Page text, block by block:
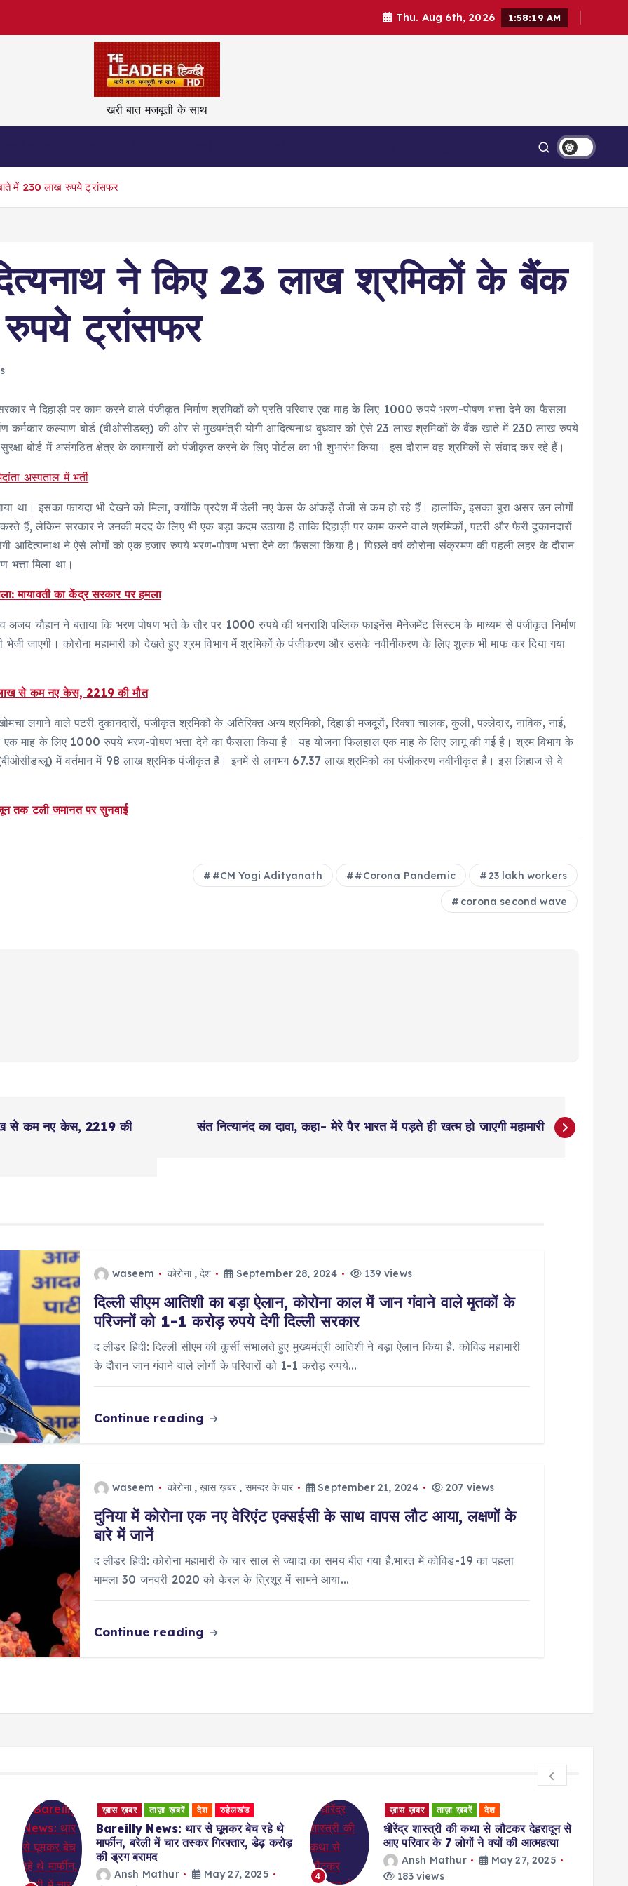
Thu. Aug 6th, 2026 1:58:20 AM
खरी बात मजबूती के साथ
में 230 लाख रुपये ट्रांसफर
ने किए 23 लाख श्रमिकों के बैंक
ट्रांसफर
सरकार ने दिहाड़ी पर काम करने वाले पंजीकृत निर्माण श्रमिकों को प्रति परिवार एक माह के लिए 1000 रुपये भरण-पोषण भत्ता देने का फैसला
कर्मकार कल्याण बोर्ड (बीओसीडब्लू) की ओर से मुख्यमंत्री योगी आदित्यनाथ बुधवार को ऐसे 23 लाख श्रमिकों के बैंक खाते में 230 लाख रुपये
बोर्ड में असंगठित क्षेत्र के कामगारों को पंजीकृत करने के लिए पोर्टल का भी शुभारंभ किया। इस दौरान वह श्रमिकों से संवाद कर रहे हैं।
अस्पताल में भर्ती
था। इसका फायदा भी देखने को मिला, क्योंकि प्रदेश में डेली नए केस के आंकड़ें तेजी से कम हो रहे हैं। हालांकि, इसका बुरा असर उन लोगों
हैं, लेकिन सरकार ने उनकी मदद के लिए भी एक बड़ा कदम उठाया है ताकि दिहाड़ी पर काम करने वाले श्रमिकों, पटरी और फेरी दुकानदारों
आदित्यनाथ ने ऐसे लोगों को एक हजार रुपये भरण-पोषण भत्ता देने का फैसला किया है। पिछले वर्ष कोरोना संक्रमण की पहली लहर के दौरान
मिला था।
मायावती का केंद्र सरकार पर हमला
अजय चौहान ने बताया कि भरण पोषण भत्ते के तौर पर 1000 रुपये की धनराशि पब्लिक फाइनेंस मैनेजमेंट सिस्टम के माध्यम से पंजीकृत निर्माण
जाएगी। कोरोना महामारी को देखते हुए श्रम विभाग में श्रमिकों के पंजीकरण और उसके नवीनीकरण के लिए शुल्क भी माफ कर दिया गया
लाख से कम नए केस, 2219 की मौत
लगाने वाले पटरी दुकानदारों, पंजीकृत श्रमिकों के अतिरिक्त अन्य श्रमिकों, दिहाड़ी मजदूरों, रिक्शा चालक, कुली, पल्लेदार, नाविक, नाई,
एक माह के लिए 1000 रुपये भरण-पोषण भत्ता देने का फैसला किया है। यह योजना फिलहाल एक माह के लिए लागू की गई है। श्रम विभाग के
(बीओसीडब्लू) में वर्तमान में 98 लाख श्रमिक पंजीकृत हैं। इनमें से लगभग 67.37 लाख श्रमिकों का पंजीकरण नवीनीकृत है। इस लिहाज से वे
तक टली जमानत पर सुनवाई
#CM Yogi Adityanath #Corona Pandemic 23 lakh workers
corona second wave
से कम नए केस, 2219 की
संत नित्यानंद का दावा, कहा- मेरे पैर भारत में पड़ते ही खत्म हो जाएगी महामारी
waseem कोरोना,देश September 28, 2024 139 views
दिल्ली सीएम आतिशी का बड़ा ऐलान, कोरोना काल में जान गंवाने वाले मृतकों के
परिजनों को 1-1 करोड़ रुपये देगी दिल्ली सरकार
द लीडर हिंदी: दिल्ली सीएम की कुर्सी संभालते हुए मुख्यमंत्री आतिशी ने बड़ा ऐलान किया है. कोविड महामारी
के दौरान जान गंवाने वाले लोगों के परिवारों को 1-1 करोड़ रुपये…
Continue reading
waseem कोरोना,ख़ास ख़बर , समन्दर के पार September 21, 2024 207 views
दुनिया में कोरोना एक नए वेरिएंट एक्सईसी के साथ वापस लौट आया, लक्षणों के
बारे में जानें
द लीडर हिंदी: कोरोना महामारी के चार साल से ज्यादा का समय बीत गया है.भारत में कोविड-19 का पहला
मामला 30 जनवरी 2020 को केरल के त्रिशूर में सामने आया…
Continue reading
ख़ास ख़बर ताज़ा ख़बरें देश रुहेलखंड
Bareilly News: थार से घूमकर बेच रहे थे
मार्फीन, बरेली में चार तस्कर गिरफ्तार, डेढ़ करोड़
की ड्रग बरामद
Ansh Mathur
May 27, 2025
4
ख़ास ख़बर ताज़ा ख़बरें देश
धीरेंद्र शास्त्री की कथा से लौटकर देहरादून से
आए परिवार के 7 लोगों ने क्यों की आत्महत्या
Ansh Mathur
May 27, 2025
183 views